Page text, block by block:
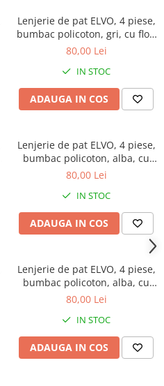
Lenjerie de pat ELVO, 4 piese,
bumbac policoton, gri, cu flori
mov
80,00 Lei
IN STOC
ADAUGA IN COS
Lenjerie de pat ELVO, 4 piese,
bumbac policoton, alba, cu
lalele galbene
80,00 Lei
IN STOC
ADAUGA IN COS
Lenjerie de pat ELVO, 4 piese,
bumbac policoton, alba, cu
stelute rosii
80,00 Lei
IN STOC
ADAUGA IN COS